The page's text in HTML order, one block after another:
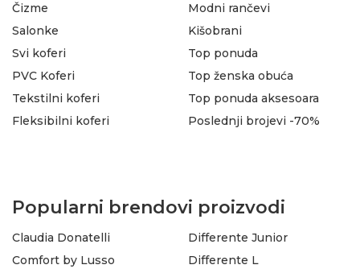
Čizme
Salonke
Modni rančevi
Kišobrani
Svi koferi
PVC Koferi
Tekstilni koferi
Fleksibilni koferi
Top ponuda
Top ženska obuća
Top ponuda aksesoara
Poslednji brojevi -70%
Popularni brendovi proizvodi
Claudia Donatelli
Comfort by Lusso
Differente Junior
Differente L